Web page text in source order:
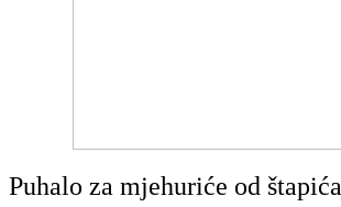
Puhalo za mjehuriće od štapića